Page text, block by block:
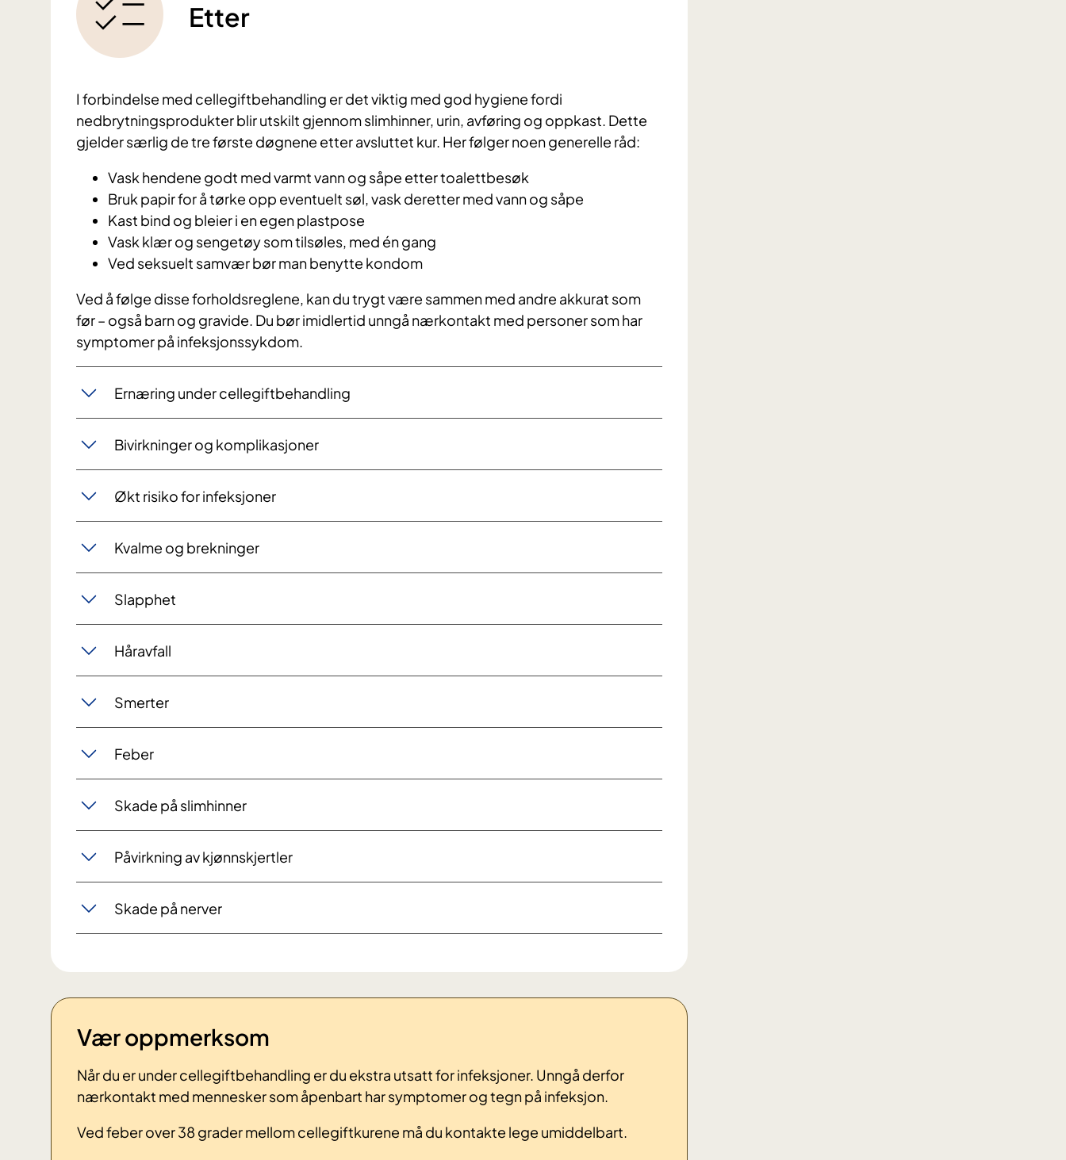
Etter
I forbindelse med cellegiftbehandling er det viktig med god hygiene fordi
nedbrytningsprodukter blir utskilt gjennom slimhinner, urin, avføring og oppkast. Dette
gjelder særlig de tre første døgnene etter avsluttet kur. Her følger noen generelle råd:
Vask hendene godt med varmt vann og såpe etter toalettbesøk
Bruk papir for å tørke opp eventuelt søl, vask deretter med vann og såpe
Kast bind og bleier i en egen plastpose
Vask klær og sengetøy som tilsøles, med én gang
Ved seksuelt samvær bør man benytte kondom
Ved å følge disse forholdsreglene, kan du trygt være sammen med andre akkurat som
før – også barn og gravide. Du bør imidlertid unngå nærkontakt med personer som har
symptomer på infeksjonssykdom.
Ernæring under cellegiftbehandling
Bivirkninger og komplikasjoner
Økt risiko for infeksjoner
Kvalme og brekninger
Slapphet
Håravfall
Smerter
Feber
Skade på slimhinner
Påvirkning av kjønnskjertler
Skade på nerver
Vær oppmerksom
Når du er under cellegiftbehandling er du ekstra utsatt for infeksjoner. Unngå derfor
nærkontakt med mennesker som åpenbart har symptomer og tegn på infeksjon.
Ved feber over 38 grader mellom cellegiftkurene må du kontakte lege umiddelbart.